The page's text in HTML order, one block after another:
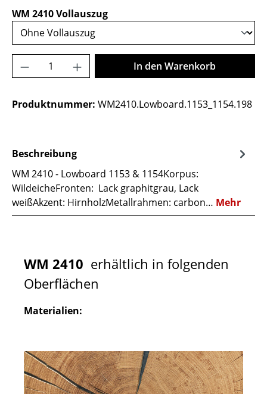
WM 2410 Vollauszugauswählen
Produkt Anzahl: Gib den gewünschten
In den Warenkorb
Produktnummer: WM2410.Lowboard.1153_1154.198
Beschreibung
WM 2410 - Lowboard 1153 & 1154Korpus:
WildeicheFronten: Lack graphitgrau, Lack
weißAkzent: HirnholzMetallrahmen: carbon… Mehr
WM 2410 erhältlich in folgenden
Oberflächen
Materialien: